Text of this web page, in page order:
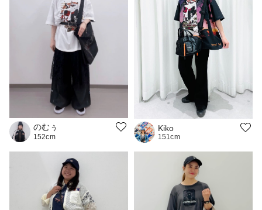
のむぅ
152cm
Kiko
151cm